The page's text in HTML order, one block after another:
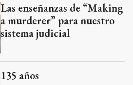
Las enseñanzas de “Making
a murderer” para nuestro
sistema judicial
135 años